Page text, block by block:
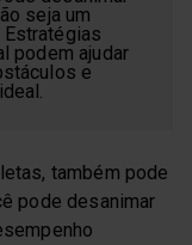
seja um
podem ajudar
e
também pode
pode desanimar